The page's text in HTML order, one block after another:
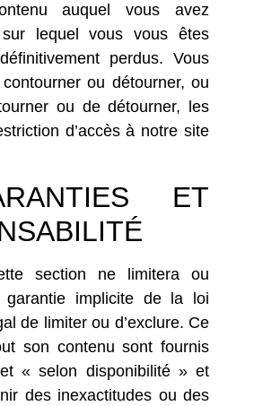
auquel vous avez
lequel vous vous êtes
perdus. Vous
ou détourner, ou
ou de détourner, les
d’accès à notre site
ET
section ne limitera ou
garantie implicite de la loi
de limiter ou d’exclure. Ce
son contenu sont fournis
« selon disponibilité » et
des inexactitudes ou des